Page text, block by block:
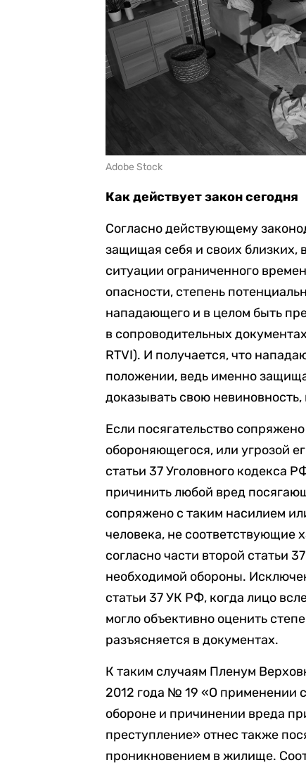
Adobe Stock
Как действует закон сегодня
Согласно действующему
защищая себя и своих близких,
ситуации ограниченного
опасности, степень
нападающего и в целом быть
в сопроводительных
RTVI). И получается, что
положении, ведь именно
доказывать свою
Если посягательство
обороняющегося, или угрозой
статьи 37 Уголовного кодекса
причинить любой вред
сопряжено с таким насилием
человека, не соответствующие
согласно части второй статьи
необходимой обороны.
статьи 37 УК РФ, когда лицо
могло объективно оценить
разъясняется в документах.
К таким случаям Пленум
2012 года № 19 «О применении
обороне и причинении вреда
преступление» отнес также
проникновением в жилище.